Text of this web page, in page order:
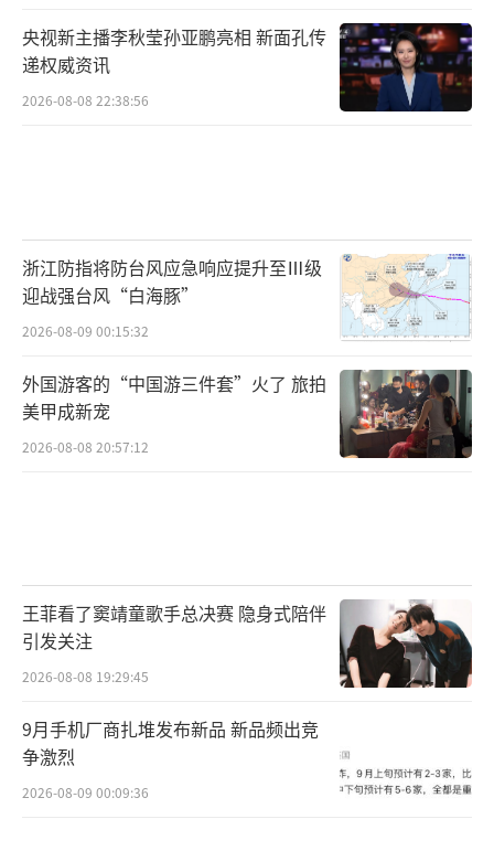
央视新主播李秋莹孙亚鹏亮相 新面孔传
递权威资讯
2026-08-08 22:38:56
浙江防指将防台风应急响应提升至Ⅲ级
迎战强台风“白海豚”
2026-08-09 00:15:32
外国游客的“中国游三件套”火了 旅拍
美甲成新宠
2026-08-08 20:57:12
王菲看了窦靖童歌手总决赛 隐身式陪伴
引发关注
2026-08-08 19:29:45
9月手机厂商扎堆发布新品 新品频出竞
争激烈
2026-08-09 00:09:36